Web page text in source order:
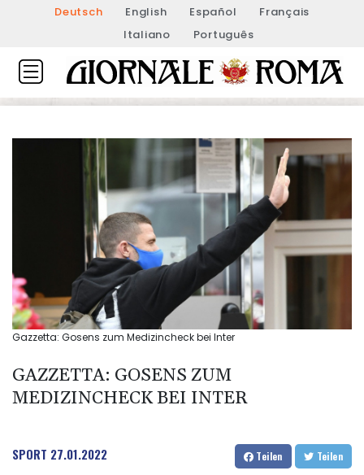
Deutsch English Español
Français
Italiano
Português
Gazzetta: Gosens zum Medizincheck bei Inter
GAZZETTA: GOSENS ZUM
MEDIZINCHECK BEI INTER
SPORT 27.01.2022 Teilen Teilen